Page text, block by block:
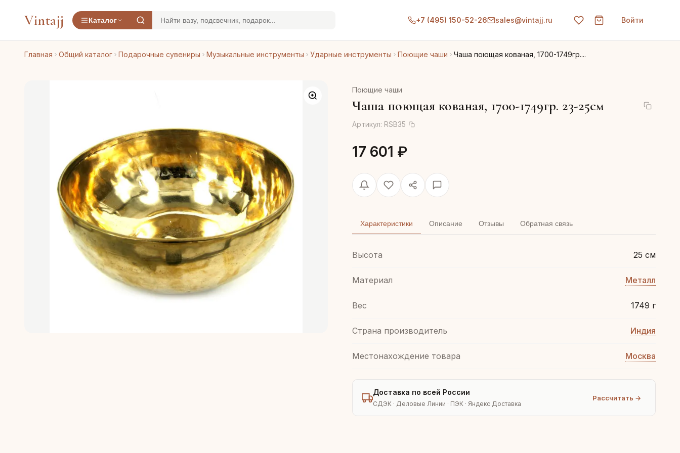
Vintajj Каталог +7 (495) 150-52-26 sales@vintajj.ru Войти
Главная Общий каталог Подарочные сувениры Музыкальные инструменты Ударные инструменты Поющие чаши Чаша поющая кованая, 1700-1749гр....
Поющие чаши
Чаша поющая кованая, 1700-1749гр. 23-25см
Артикул: RSB35
17 601 ₽
Характеристики Описание Отзывы Обратная связь
Высота 25 см
Материал Металл
Вес 1749 г
Страна производитель Индия
Местонахождение товара Москва
Доставка по всей России
СДЭК · Деловые Линии · ПЭК · Яндекс Доставка
Рассчитать →